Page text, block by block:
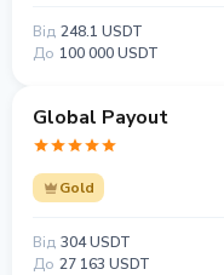
Від 248.1 USDT
До 100 000 USDT
Global Payout
Gold
Від 304 USDT
До 27 163 USDT